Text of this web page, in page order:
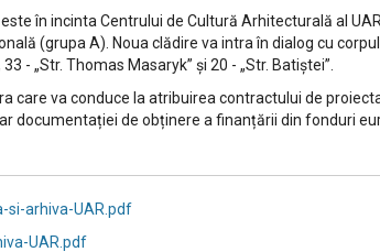
în incinta Centrului de Cultură Arhitecturală al
(grupa A). Noua clădire va intra în dialog cu
- „Str. Thomas Masaryk” și 20 - „Str. Batiștei”.
care va conduce la atribuirea contractului de
documentației de obținere a finanțării din fonduri
si-arhiva-UAR.pdf
UAR.pdf